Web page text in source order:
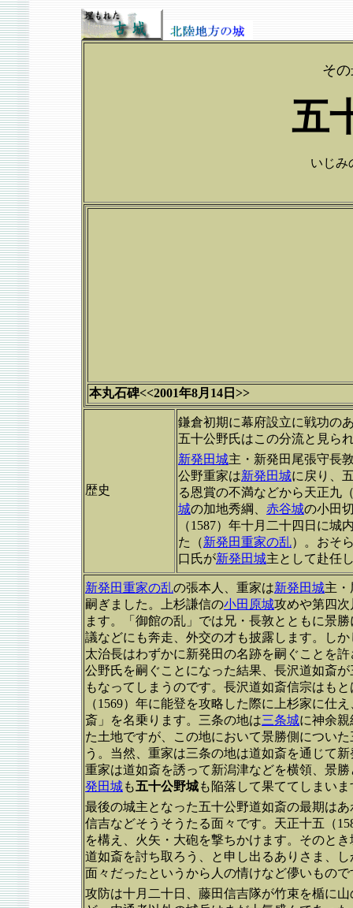
そ
五
いじ
本丸石碑<<2001年8月14日>>
歴史
鎌倉初期に幕府設立に戦功の
五十公野氏はこの分流と見ら
新発田城主・新発田尾張守長
公野重家は新発田城に戻り、
る恩賞の不満などから天正九
城の加地秀綱、 赤谷城の小田
（1587）年十月二十四日に
た（新発田重家の乱）。おそ
口氏が新発田城主として赴任
新発田重家の乱の張本人、重家は新発田城主
嗣ぎました。上杉謙信の小田原城攻めや第四
ます。「御館の乱」では兄・長敦とともに景
議などにも奔走、外交の才も披露します。し
太治長はわずかに新発田の名跡を嗣ぐことを
公野氏を嗣ぐことになった結果、長沢道如斎
もなってしまうのです。長沢道如斎信宗はも
（1569）年に能登を攻略した際に上杉家に仕
斎」を名乗ります。三条の地は三条城に神余
た土地ですが、この地において景勝側につい
う。当然、重家は三条の地は道如斎を通じて
重家は道如斎を誘って新潟津などを横領、景
発田城も五十公野城も陥落して果ててしまいま
最後の城主となった五十公野道如斎の最期は
信吉などそうそうたる面々です。天正十五（
を構え、火矢・大砲を撃ちかけます。そのと
道如斎を討ち取ろう、と申し出るありさま、
面々だったというから人の情けなど儚いもので
攻防は十月二十日、藤田信吉隊が竹束を楯に